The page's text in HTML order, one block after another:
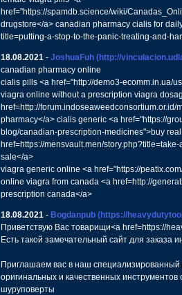
href="https://spamdb.science/wiki/
drugstore</a> canadian pharmacy cialis for
title=putting-a-stop-to-the-panic-treating-and-
18.08.2021- JoshuaFuh (http://
canadian pharmacy online
cialis pills <a href="http://demo3-ecomm.in.ua/
viagra online without a prescription viagra
href=http://
pharmacy</a> cialis generic <a href="https://
blog/canadian-prescription-medicines">buy
href=https://mensvault.men/
sale</a>
viagra generic online <a href="https://
online viagra from canada <a href=http://
prescription canada</a>
18.08.2021- Bogdanpub (https://
Приветствую Вас товарищи<a href=https://
Есть такой замечательный сайт для заказа
Приглашаем вас в наш
оригинальных и качественных
шуруповерты